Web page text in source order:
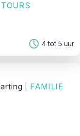
4 tot 5 uur
FAMILIE